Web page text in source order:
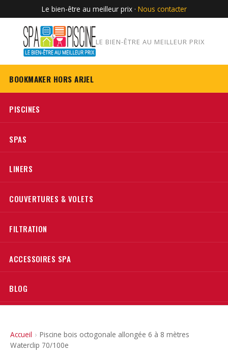
Le bien-être au meilleur prix · Nous contacter
LE BIEN-ÊTRE AU MEILLEUR PRIX
BOOKMAKER HORS ARJEL
PISCINES
SPAS
LINERS
COUVERTURES & VOLETS
FILTRATION
ACCESSOIRES SPA
BLOG
Accueil › Piscine bois octogonale allongée 6 à 8 mètres
Waterclip 70/100e